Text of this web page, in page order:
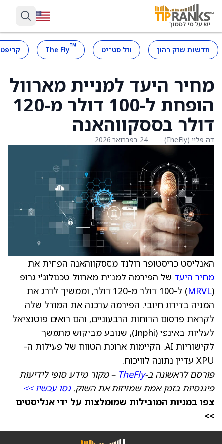
חדשות שוק ההון וול סטריט ™
The Fly
מחיר היעד למניית מארוול
הופחת ל-100 דולר מ-120
דולר בססקווהאנה
דה פליי (TheFly) 24 בפברואר 2026
האנליסט כריסטופר רולנד מססקווהאנה הפחית את
מחיר היעד של הפירמה למניית מארוול טכנולוג'י גרופ
(
MRVL
) ל-100 דולר מ-120 דולר, וממשיך לדרג את
המניה בדירוג חיובי. הפירמה עדכנה את המודל שלה
לקראת פרסום הדוחות הרבעוניים, והם רואים פוטנציאל
לעליות באינפי (Inphi), שנובע מביקוש מתמשך
לקישוריות AI. הקיימות ארוכת הטווח של פעילות ה-
XPU עדיין נתונה לוויכוח.
פורסם לראשונה ב-TheFly – מקור מידע סופי לידיעות
פיננסיות בזמן אמת שמזיזות את השוק.נסו עכשיו >>
צפו במניות המובילות שמומלצות על ידי אנליסטים
>>